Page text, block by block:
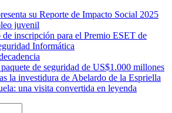
su Reporte de Impacto Social 2025
juvenil
inscripción para el Premio ESET de
Informática
de seguridad de US$1.000 millones
la investidura de Abelardo de la Espriella
una visita convertida en leyenda